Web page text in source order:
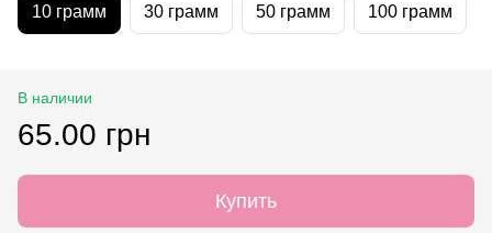
10 грамм 30 грамм 50 грамм 100 грамм
В наличии
65.00 грн
Купить